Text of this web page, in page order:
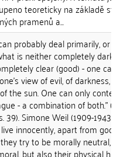
teoreticky na základě
pramenů a...
probably deal primarily, or
is neither completely dark
clear (good) - one
view of evil, of darkness,
the sun. One can only
- a combination of both."
39). Simone Weil (1909-1943)
innocently, apart from
try to be morally neutral,
but also their physical